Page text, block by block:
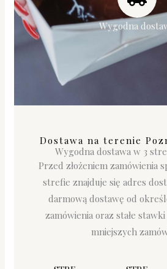
Wygodna
Dostawa na terenie
Wygodna dostawa w 3
Przed złożeniem zamówienia
strefie znajduje się adres
darmową dostawę od
zamówienia oraz stałe
mniejszych